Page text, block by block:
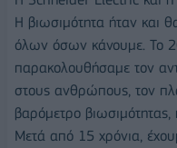
Η βιωσιμότητα ήταν και
όλων όσων κάνουμε. Το
παρακολουθήσαμε τον
στους ανθρώπους, τον
βαρόμετρο
Μετά από 15 χρόνια,